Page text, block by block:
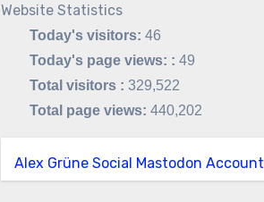
Website Statistics
Today's visitors: 46
Today's page views: : 49
Total visitors : 329,522
Total page views: 440,202
Alex Grüne Social Mastodon Account